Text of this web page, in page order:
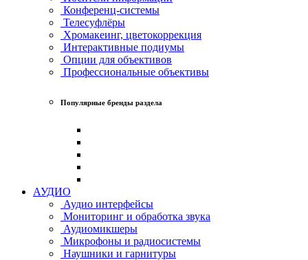
Конференц-системы
Телесуфлёры
Хромакеинг, цветокоррекция
Интерактивные подиумы
Опции для объективов
Профессиональные объективы
Популярные бренды раздела
АУДИО
Аудио интерфейсы
Мониторинг и обработка звука
Аудиомикшеры
Микрофоны и радиосистемы
Наушники и гарнитуры